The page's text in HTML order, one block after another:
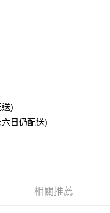
)
日仍配送)
相關推薦